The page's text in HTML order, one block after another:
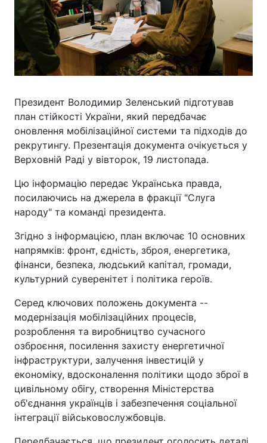
Президент Володимир Зеленський підготував
план стійкості України, який передбачає
оновлення мобілізаційної системи та підходів до
рекрутингу. Презентація документа очікується у
Верховній Раді у вівторок, 19 листопада.
Цю інформацію передає Українська правда,
посилаючись на джерела в фракції "Слуга
народу" та команді президента.
Згідно з інформацією, план включає 10 основних
напрямків: фронт, єдність, зброя, енергетика,
фінанси, безпека, людський капітал, громади,
культурний суверенітет і політика героїв.
Серед ключових положень документа --
модернізація мобілізаційних процесів,
розроблення та виробництво сучасного
озброєння, посилення захисту енергетичної
інфраструктури, залучення інвестицій у
економіку, вдосконалення політики щодо зброї в
цивільному обігу, створення Міністерства
об'єднання українців і забезпечення соціальної
інтеграції військовослужбовців.